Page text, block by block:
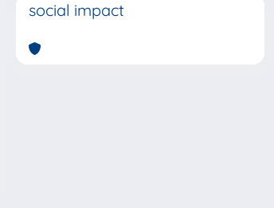
social impact